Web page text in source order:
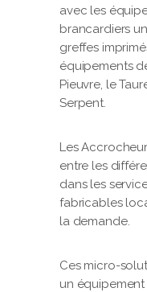
avec les
brancardiers
greffes
équipements
Pieuvre, le
Serpent.
Les
entre les
dans les
fabricables
la demande.
Ces micro-
un